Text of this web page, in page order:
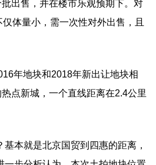
出售，并在楼市乐观预期下。对
体量小，需一次性对外出售，且
年地块和2018年新出让地块相
点新城，一个直线距离在2.4公里
本就是北京国贸到四惠的距离，